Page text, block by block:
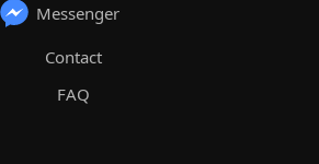
Messenger
Contact
FAQ